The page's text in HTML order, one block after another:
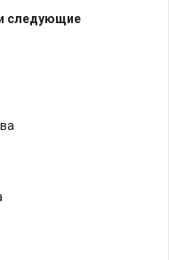
следующие